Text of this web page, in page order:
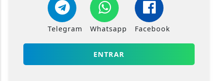
Telegram Whatsapp Facebook
ENTRAR